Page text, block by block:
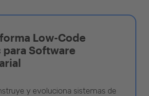
Low-Code
Software
y evoluciona sistemas de